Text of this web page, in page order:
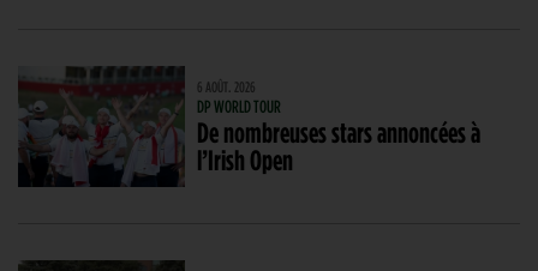
6 AOÛT. 2026
DP WORLD TOUR
De nombreuses stars annoncées à
l’Irish Open